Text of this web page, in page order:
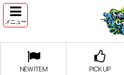
メニュー
NEW ITEM PICK UP